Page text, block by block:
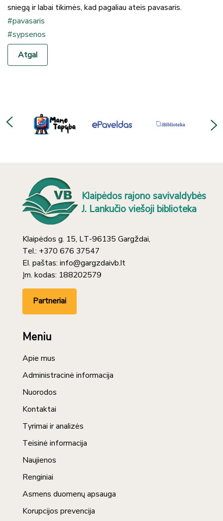
sniegą ir labai tikimės, kad pagaliau ateis pavasaris.
#pavasaris
#sypsenos
Atgal
Klaipėdos rajono savivaldybės
J. Lankučio viešoji biblioteka
Klaipėdos g. 15, LT-96135 Gargždai,
Tel.: +370 676 37547
El. paštas: info@gargzdaivb.lt
Įm. kodas: 188202579
Partneriai
Meniu
Apie mus
Administracinė informacija
Nuorodos
Kontaktai
Tyrimai ir analizės
Teisinė informacija
Naujienos
Renginiai
Asmens duomenų apsauga
Korupcijos prevencija